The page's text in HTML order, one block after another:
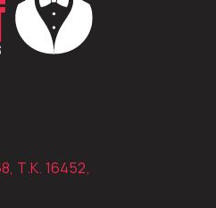
Τ.Κ. 16452,